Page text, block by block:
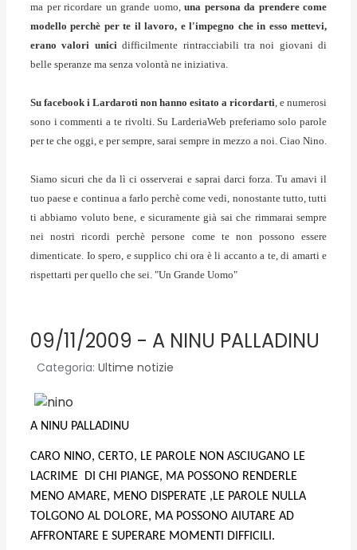
ma per ricordare un grande uomo, una persona da prendere come
modello perchè per te il lavoro, e l'impegno che in esso mettevi,
erano valori unicidifficilmente rintracciabili tra noi giovani di
belle speranze ma senza volontà ne iniziativa.
Su facebook i Lardaroti non hanno esitato a ricordarti, e numerosi
sono i commenti a te rivolti. Su LarderiaWeb preferiamo solo parole
per te che oggi, e per sempre, sarai sempre in mezzo a noi. Ciao Nino.
Siamo sicuri che da lì ci osserverai e saprai darci forza. Tu amavi il
tuo paese e continua a farlo perchè come vedi, nonostante tutto, tutti
ti abbiamo voluto bene, e sicuramente già sai che rimmarai sempre
nei nostri ricordi perchè persone come te non possono essere
dimenticate. Io spero, e supplico chi ora è li accanto a te, di amarti e
rispettarti per quello che sei. "Un Grande Uomo"
09/11/2009 - A NINU PALLADINU
Categoria: Ultime notizie
A NINU PALLADINU
CARO NINO, CERTO, LE PAROLE NON ASCIUGANO LE
LACRIME DI CHI PIANGE, MA POSSONO RENDERLE
MENO AMARE, MENO DISPERATE ,LE PAROLE NULLA
TOLGONO AL DOLORE, MA POSSONO AIUTARE AD
AFFRONTARE E SUPERARE MOMENTI DIFFICILI.